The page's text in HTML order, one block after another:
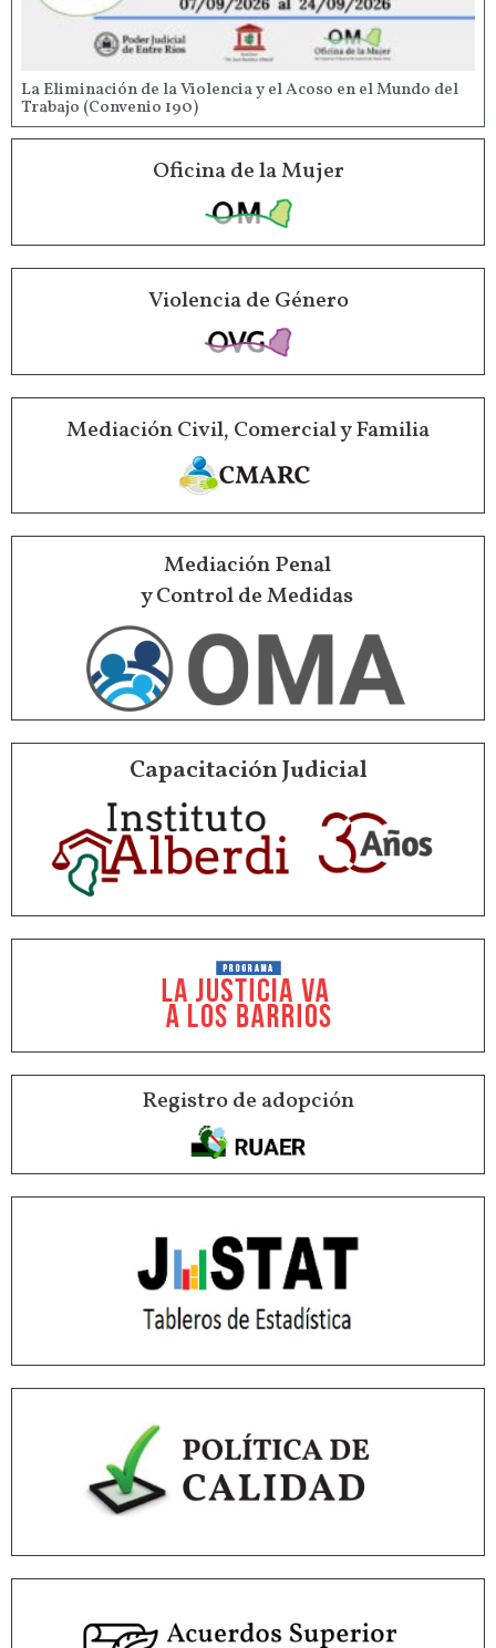
La Eliminación de la Violencia y el Acoso en el Mundo del
Trabajo (Convenio 190)
Oficina de la Mujer
Violencia de Género
Mediación Civil, Comercial y Familia
Mediación Penal
y Control de Medidas
Capacitación Judicial
Registro de adopción